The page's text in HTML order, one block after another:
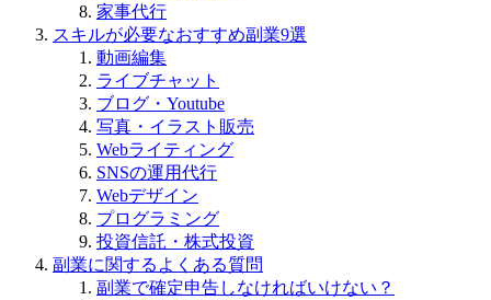
家事代行
スキルが必要なおすすめ副業9選
動画編集
ライブチャット
ブログ・Youtube
写真・イラスト販売
Webライティング
SNSの運用代行
Webデザイン
プログラミング
投資信託・株式投資
副業に関するよくある質問
副業で確定申告しなければいけない？